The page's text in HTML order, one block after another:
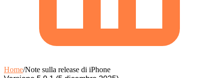
Home/Note sulla release di iPhone